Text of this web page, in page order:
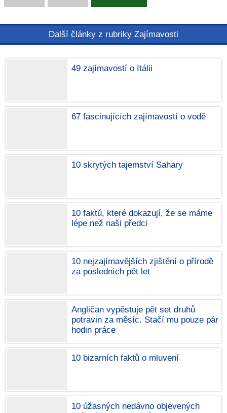
Další články z rubriky Zajímavosti
49 zajímavostí o Itálii
67 fascinujících zajímavostí o vodě
10 skrytých tajemství Sahary
10 faktů, které dokazují, že se máme
lépe než naši předci
10 nejzajímavějších zjištění o přírodě
za posledních pět let
Angličan vypěstuje pět set druhů
potravin za měsíc. Stačí mu pouze pár
hodin práce
10 bizarních faktů o mluvení
10 úžasných nedávno objevených